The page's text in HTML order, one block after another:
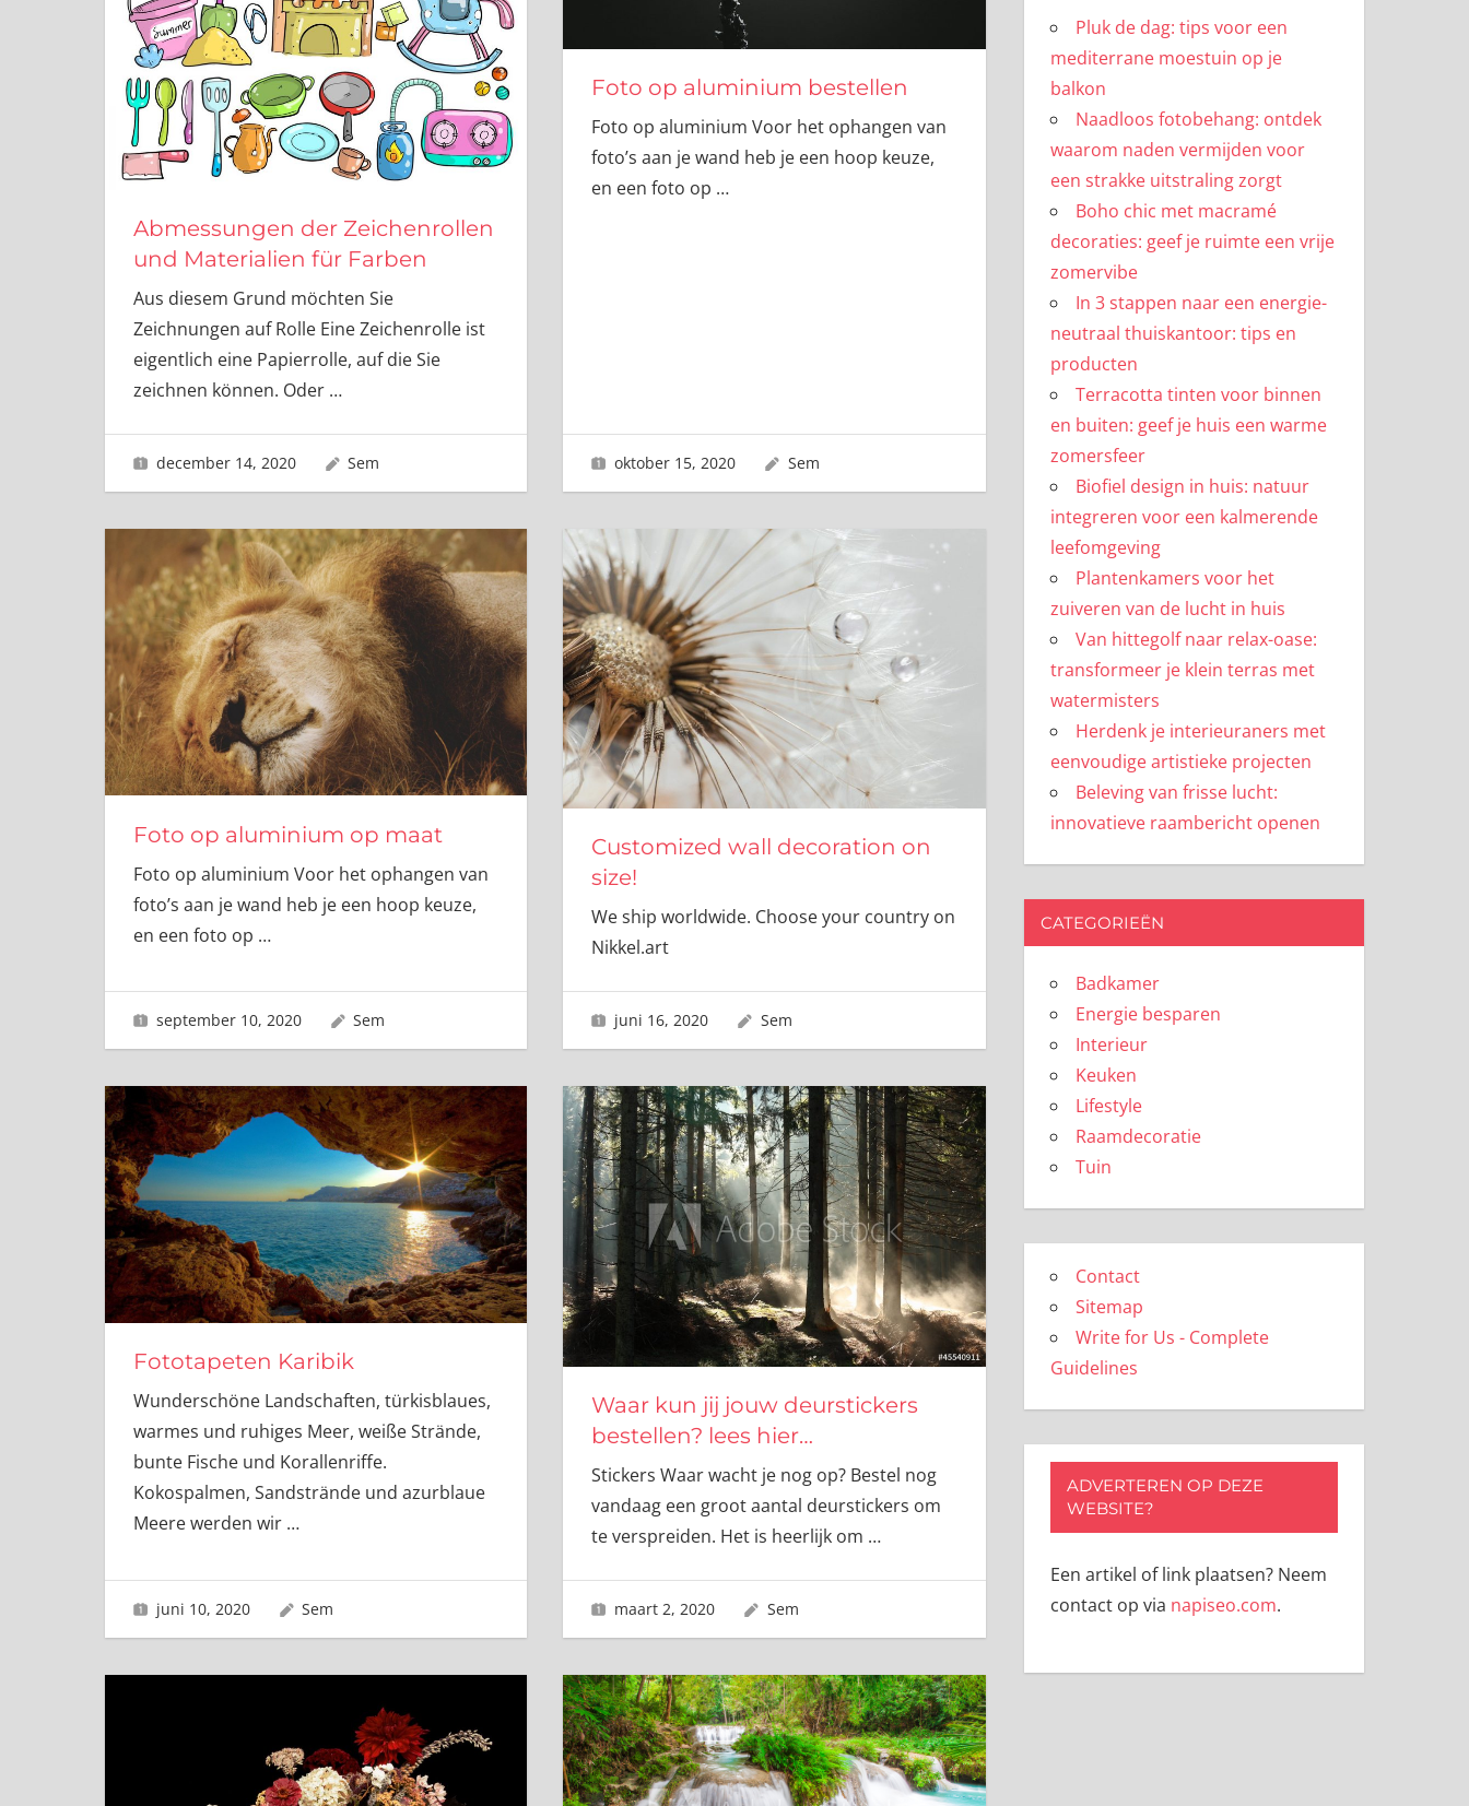
Abmessungen der Zeichenrollen
und Materialien für Farben
Aus diesem Grund möchten Sie
Zeichnungen auf Rolle Eine Zeichenrolle ist
eigentlich eine Papierrolle, auf die Sie
zeichnen können. Oder …
december 14, 2020 Sem
Foto op aluminium bestellen
Foto op aluminium Voor het ophangen van
foto’s aan je wand heb je een hoop keuze,
en een foto op …
oktober 15, 2020 Sem
Foto op aluminium op maat
Foto op aluminium Voor het ophangen van
foto’s aan je wand heb je een hoop keuze,
en een foto op …
september 10, 2020 Sem
Customized wall decoration on
size!
We ship worldwide. Choose your country on
Nikkel.art
juni 16, 2020 Sem
Fototapeten Karibik
Wunderschöne Landschaften, türkisblaues,
warmes und ruhiges Meer, weiße Strände,
bunte Fische und Korallenriffe.
Kokospalmen, Sandstrände und azurblaue
Meere werden wir …
juni 10, 2020 Sem
Waar kun jij jouw deurstickers
bestellen? lees hier…
Stickers Waar wacht je nog op? Bestel nog
vandaag een groot aantal deurstickers om
te verspreiden. Het is heerlijk om …
maart 2, 2020 Sem
Pluk de dag: tips voor een
mediterrane moestuin op je
balkon
Naadloos fotobehang: ontdek
waarom naden vermijden voor
een strakke uitstraling zorgt
Boho chic met macramé
decoraties: geef je ruimte een vrije
zomervibe
In 3 stappen naar een energie-
neutraal thuiskantoor: tips en
producten
Terracotta tinten voor binnen
en buiten: geef je huis een warme
zomersfeer
Biofiel design in huis: natuur
integreren voor een kalmerende
leefomgeving
Plantenkamers voor het
zuiveren van de lucht in huis
Van hittegolf naar relax-oase:
transformeer je klein terras met
watermisters
Herdenk je interieuraners met
eenvoudige artistieke projecten
Beleving van frisse lucht:
innovatieve raambericht openen
CATEGORIEËN
Badkamer
Energie besparen
Interieur
Keuken
Lifestyle
Raamdecoratie
Tuin
Contact
Sitemap
Write for Us - Complete
Guidelines
ADVERTEREN OP DEZE
WEBSITE?
Een artikel of link plaatsen? Neem
contact op via napiseo.com.